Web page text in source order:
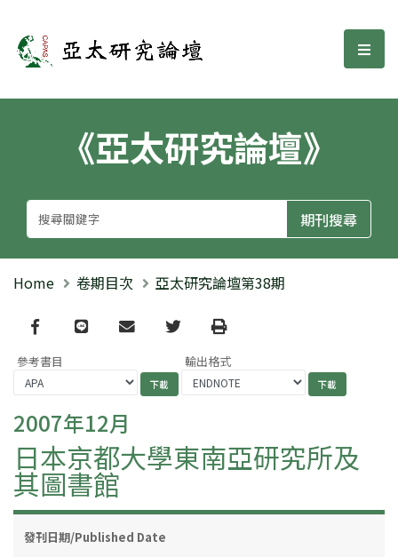
亞太研究論壇 選
《亞太研究論壇》
Home 卷期目次 亞太研究論壇第38期
Facebook
line email TwitterPrint
參考書目 輸出格式
2007年12月
日本京都大學東南亞研究所及
其圖書館
發刊日期/Published Date